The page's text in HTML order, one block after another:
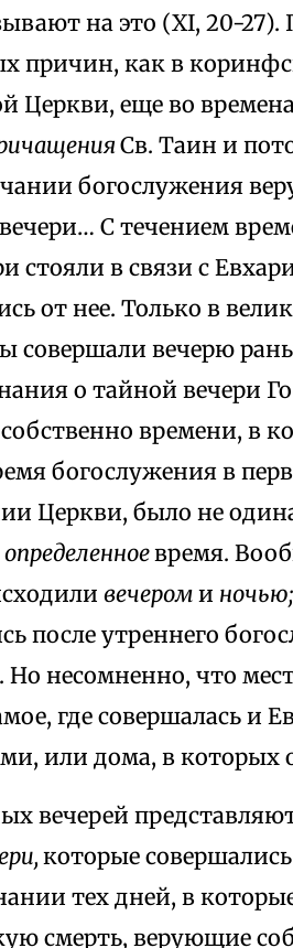
на это (XI, 20-27).
причин, как в
Церкви, еще во
Св. Таин и
богослужения
С течением
стояли в связи с
от нее. Только в
совершали вечерю
о тайной вечери
времени, в
богослужения в
Церкви, было не
определенноевремя.
вечером и ночью;
после утреннего
Но несомненно, что
где совершалась и
или дома, в которых
вечерей
которые совершались
тех дней, в
смерть, верующие